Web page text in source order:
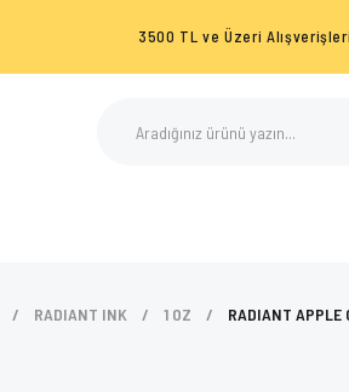
3500 TL ve Üzeri
RADIANT INK 1 OZ RADIANT APPLE